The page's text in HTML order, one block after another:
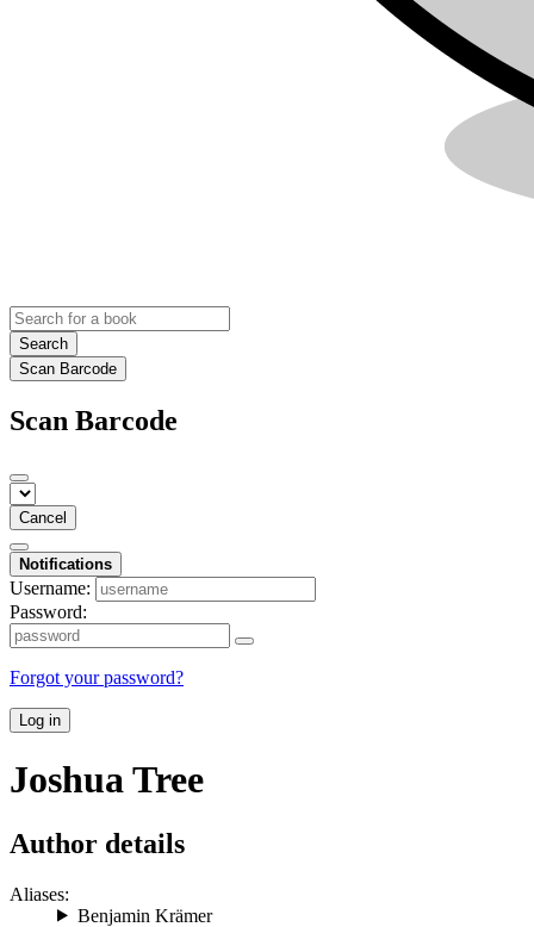
Search
Scan Barcode
Scan Barcode
Cancel
Notifications
Username:
Password:
Forgot your password?
Log in
Joshua Tree
Author details
Aliases:
Benjamin Krämer